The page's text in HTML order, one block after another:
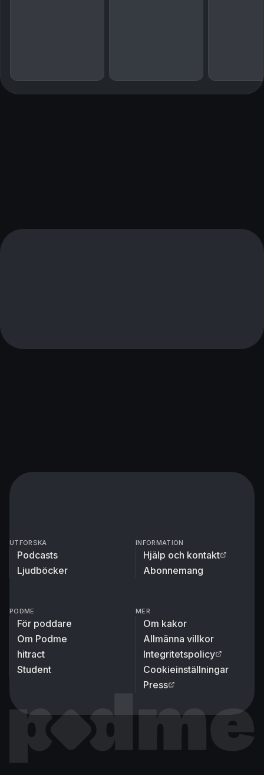
UTFORSKA
Podcasts
Ljudböcker
INFORMATION
Hjälp och kontakt
Abonnemang
PODME
För poddare
Om Podme
hitract
Student
MER
Om kakor
Allmänna villkor
Integritetspolicy
Cookieinställningar
Press